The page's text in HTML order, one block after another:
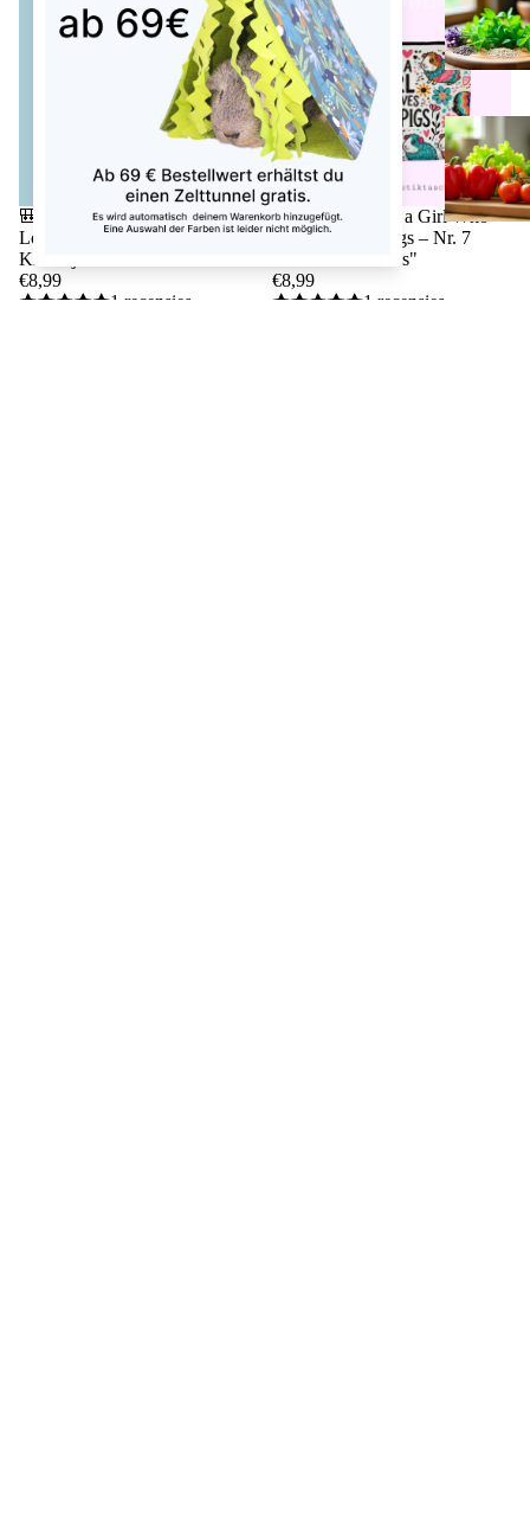
🎒 Toilettas "Just a Girl Who
Loves Guinea Pigs – Nr. 5
Kleurrijke Cavia's"
€8,99
1 recensies
🎒 Toilettas "Just a Girl Who
Loves Guinea Pigs – Nr. 7
Gekleurde Cavia's"
€8,99
1 recensies